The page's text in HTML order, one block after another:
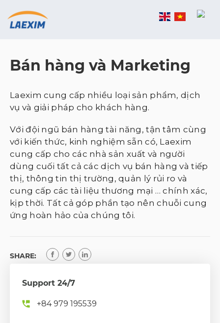
to
content
Bán hàng và Marketing
Laexim cung cấp nhiều loại sản phẩm, dịch
vụ và giải pháp cho khách hàng.
Với đội ngũ bán hàng tài năng, tận tâm cùng
với kiến thức, kinh nghiệm sẵn có, Laexim
cung cấp cho các nhà sản xuất và người
dùng cuối tất cả các dịch vụ bán hàng và tiếp
thị, thông tin thị trường, quản lý rủi ro và
cung cấp các tài liệu thương mại … chính xác,
kịp thời. Tất cả góp phần tạo nên chuỗi cung
ứng hoàn hảo của chúng tôi.
SHARE:
Support 24/7
+84 979 195539